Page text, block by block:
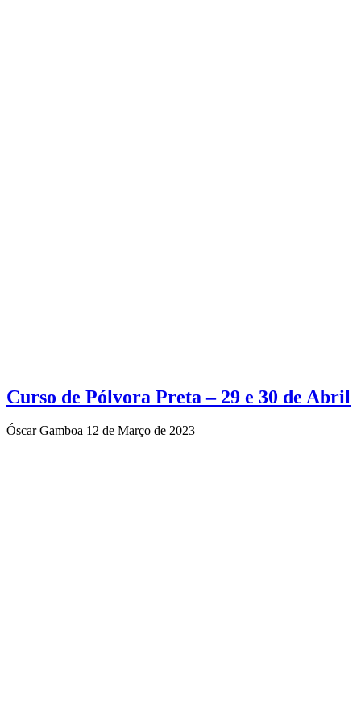
Curso de Pólvora Preta – 29 e 30 de Abril
Óscar Gamboa 12 de Março de 2023